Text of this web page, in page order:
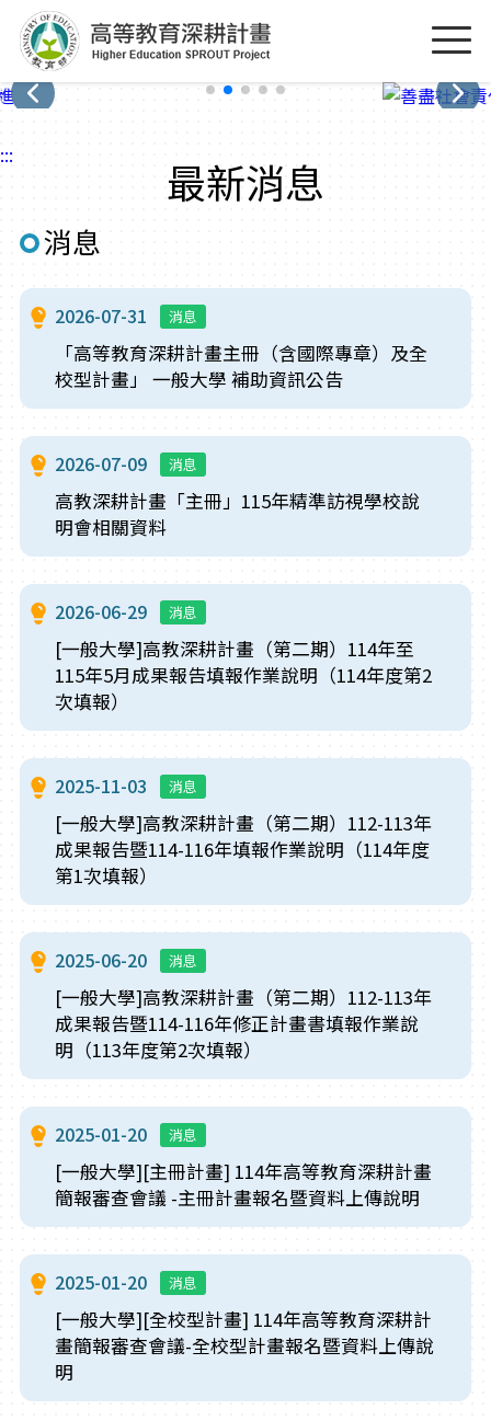
跳到主要內容區塊
::: 最新消息
消息
2026-07-31 消息
「高等教育深耕計畫主冊（含國際專章）及全
校型計畫」 一般大學 補助資訊公告
2026-07-09 消息
高教深耕計畫「主冊」115年精準訪視學校說
明會相關資料
2026-06-29 消息
[一般大學]高教深耕計畫（第二期）114年至
115年5月成果報告填報作業說明（114年度第2
次填報）
2025-11-03 消息
[一般大學]高教深耕計畫（第二期）112-113年
成果報告暨114-116年填報作業說明（114年度
第1次填報）
2025-06-20 消息
[一般大學]高教深耕計畫（第二期）112-113年
成果報告暨114-116年修正計畫書填報作業說
明（113年度第2次填報）
2025-01-20 消息
[一般大學][主冊計畫] 114年高等教育深耕計畫
簡報審查會議 -主冊計畫報名暨資料上傳說明
2025-01-20 消息
[一般大學][全校型計畫] 114年高等教育深耕計
畫簡報審查會議-全校型計畫報名暨資料上傳說
明